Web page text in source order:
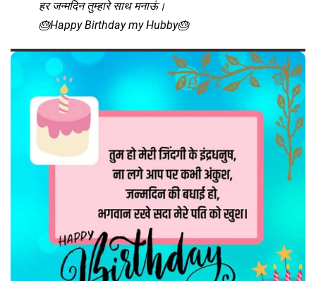
हर जन्मदिन तुम्हारे साथ मनाऊं।
🎂Happy Birthday my Hubby🎂